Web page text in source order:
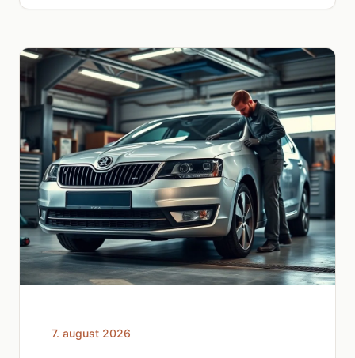
7. august 2026